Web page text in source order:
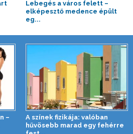
Lebegés a város felett –
elképesztő medence épült
eg...
–
A színek fizikája: valóban
hűvösebb marad egy fehérre